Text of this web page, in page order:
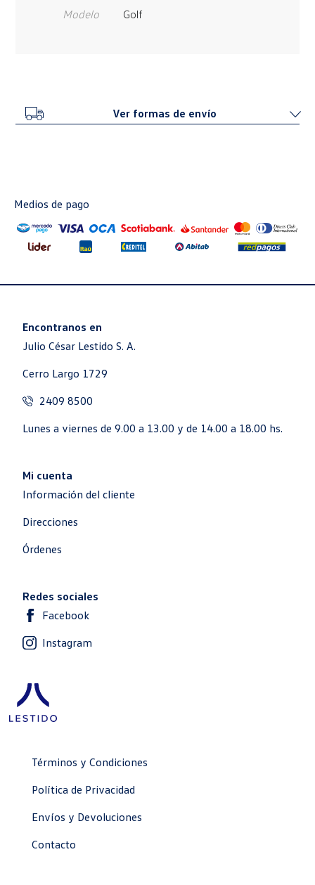
Modelo Golf
Ver formas de envío
Medios de pago
Encontranos en
Julio César Lestido S. A.
Cerro Largo 1729
2409 8500
Lunes a viernes de 9.00 a 13.00 y de 14.00 a 18.00 hs.
Mi cuenta
Información del cliente
Direcciones
Órdenes
Redes sociales
Facebook
Instagram
Términos y Condiciones
Política de Privacidad
Envíos y Devoluciones
Contacto